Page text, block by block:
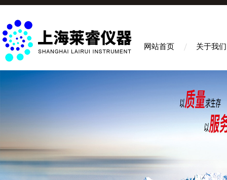
网站首页 关于我们